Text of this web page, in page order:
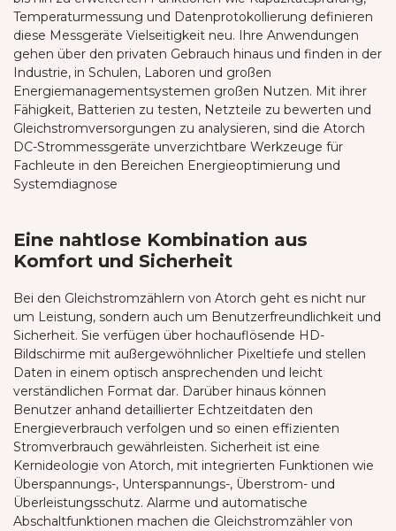
Temperaturmessung und Datenprotokollierung definieren
diese Messgeräte Vielseitigkeit neu. Ihre Anwendungen
gehen über den privaten Gebrauch hinaus und finden in der
Industrie, in Schulen, Laboren und großen
Energiemanagementsystemen großen Nutzen. Mit ihrer
Fähigkeit, Batterien zu testen, Netzteile zu bewerten und
Gleichstromversorgungen zu analysieren, sind die Atorch
DC-Strommessgeräte unverzichtbare Werkzeuge für
Fachleute in den Bereichen Energieoptimierung und
Systemdiagnose
Eine nahtlose Kombination aus
Komfort und Sicherheit
Bei den Gleichstromzählern von Atorch geht es nicht nur
um Leistung, sondern auch um Benutzerfreundlichkeit und
Sicherheit. Sie verfügen über hochauflösende HD-
Bildschirme mit außergewöhnlicher Pixeltiefe und stellen
Daten in einem optisch ansprechenden und leicht
verständlichen Format dar. Darüber hinaus können
Benutzer anhand detaillierter Echtzeitdaten den
Energieverbrauch verfolgen und so einen effizienten
Stromverbrauch gewährleisten. Sicherheit ist eine
Kernideologie von Atorch, mit integrierten Funktionen wie
Überspannungs-, Unterspannungs-, Überstrom- und
Überleistungsschutz. Alarme und automatische
Abschaltfunktionen machen die Gleichstromzähler von